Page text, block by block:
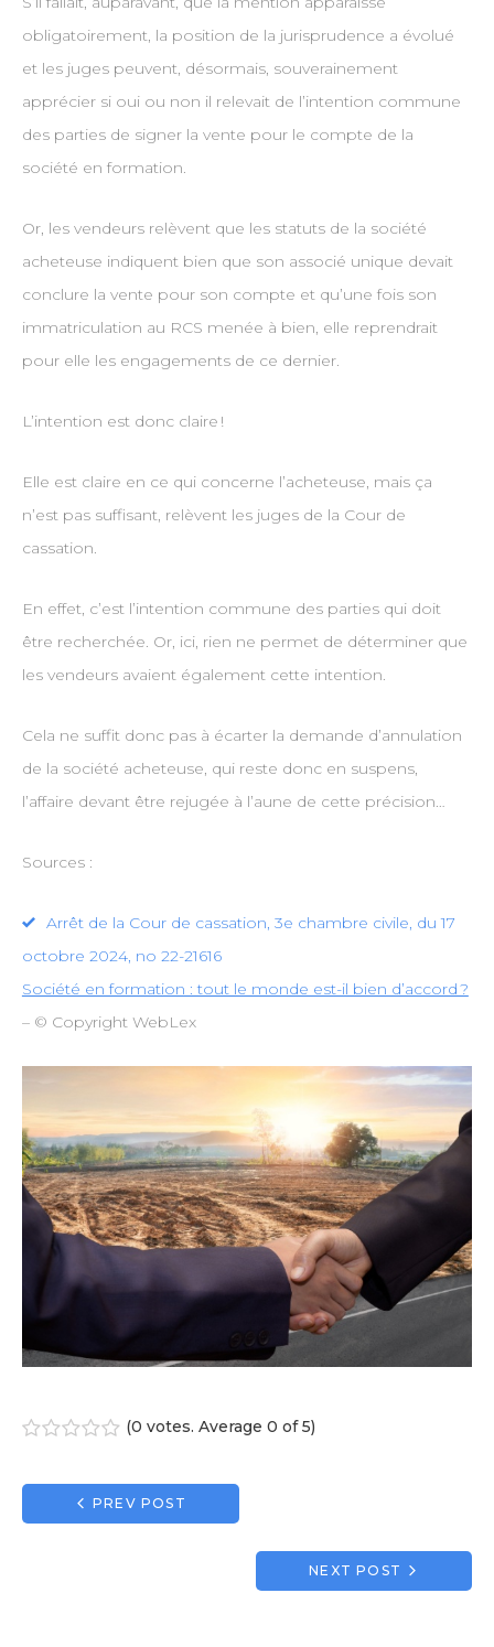
obligatoirement, la position de la jurisprudence a évolué
et les juges peuvent, désormais, souverainement
apprécier si oui ou non il relevait de l’intention commune
des parties de signer la vente pour le compte de la
société en formation.
Or, les vendeurs relèvent que les statuts de la société
acheteuse indiquent bien que son associé unique devait
conclure la vente pour son compte et qu’une fois son
immatriculation au RCS menée à bien, elle reprendrait
pour elle les engagements de ce dernier.
L’intention est donc claire !
Elle est claire en ce qui concerne l’acheteuse, mais ça
n’est pas suffisant, relèvent les juges de la Cour de
cassation.
En effet, c’est l’intention commune des parties qui doit
être recherchée. Or, ici, rien ne permet de déterminer que
les vendeurs avaient également cette intention.
Cela ne suffit donc pas à écarter la demande d’annulation
de la société acheteuse, qui reste donc en suspens,
l’affaire devant être rejugée à l’aune de cette précision…
Sources :
Arrêt de la Cour de cassation, 3e chambre civile, du 17
octobre 2024, no 22-21616
Société en formation : tout le monde est-il bien d’accord ?
– © Copyright WebLex
(0 votes. Average 0 of 5)
Navigation
de
PREV POST
NEXT POST